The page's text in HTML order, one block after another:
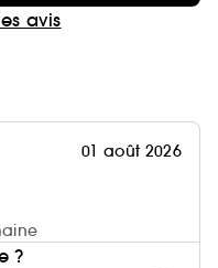
avis
01 août 2026
?